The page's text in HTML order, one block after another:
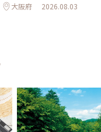
大阪府 2026.08.03